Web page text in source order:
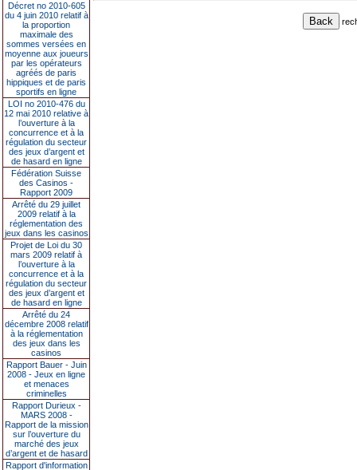
Décret no 2010-605
du 4 juin 2010 relatif à
la proportion
maximale des
sommes versées en
moyenne aux joueurs
par les opérateurs
agréés de paris
hippiques et de paris
sportifs en ligne
LOI no 2010-476 du
12 mai 2010 relative à
l’ouverture à la
concurrence et à la
régulation du secteur
des jeux d’argent et
de hasard en ligne
Fédération Suisse
des Casinos -
Rapport 2009
Arrêté du 29 juillet
2009 relatif à la
réglementation des
jeux dans les casinos
Projet de Loi du 30
mars 2009 relatif à
l’ouverture à la
concurrence et à la
régulation du secteur
des jeux d’argent et
de hasard en ligne
Arrêté du 24
décembre 2008 relatif
à la réglementation
des jeux dans les
casinos
Rapport Bauer - Juin
2008 - Jeux en ligne
et menaces
criminelles
Rapport Durieux -
MARS 2008 -
Rapport de la mission
sur l’ouverture du
marché des jeux
d’argent et de hasard
Rapport d'information